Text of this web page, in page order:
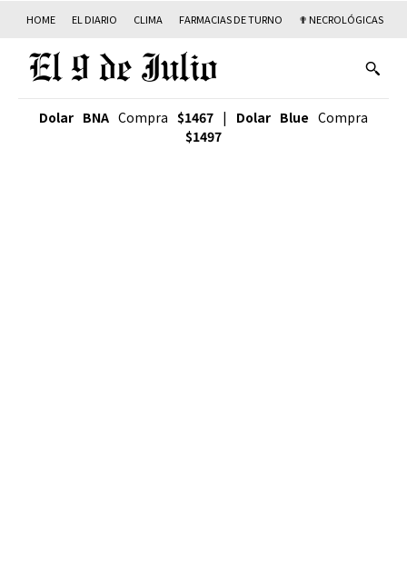
HOME EL DIARIO CLIMA FARMACIAS DE TURNO ✟ NECROLÓGICAS
Dolar BNA Compra $1467 | Dolar Blue Compra
$1497